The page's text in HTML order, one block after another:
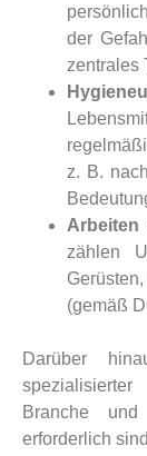
der
zentrales
z. B.
Arbeiten
zählen
(gemäß
Darüber
Branche und
erforderlich